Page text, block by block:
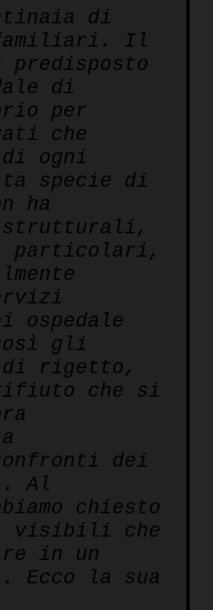
di
familiari. Il
predisposto
di
per
che
ogni
specie di
ha
strutturali,
particolari,
ospedale
gli
di rigetto,
che si
dei
Al
chiesto
visibili che
in un
Ecco la sua